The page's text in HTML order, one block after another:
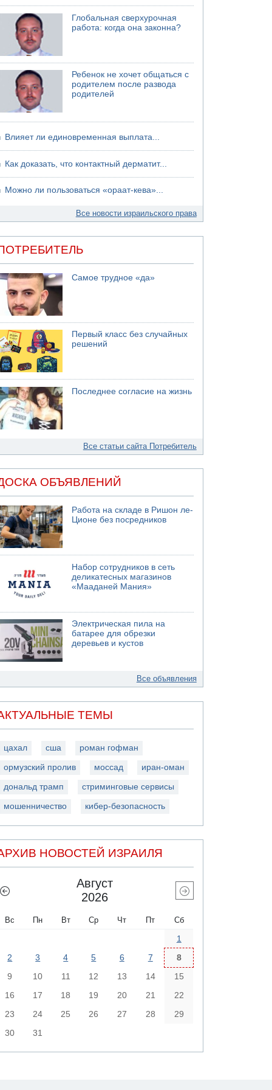
06.08.2026 13:07
Возле Кирьят-Арбы пожар на местности
06.08.2026 12:06
США не будут давить на Израиль в вопросе
06.08.2026 11:41
Трое подростков ограбили сексшоп в Холоне
Глобальная сверхурочная
работа: когда она законна?
Ребенок не хочет общаться с
родителем после развода
родителей
Влияет ли единовременная выплата...
Как доказать, что контактный дерматит...
Можно ли пользоваться «ораат-кева»...
Все новости израильского права
Самое трудное «да»
Первый класс без случайных
решений
Последнее согласие на жизнь
Все статьи сайта Потребитель
ОБЪЯВЛЕНИЙ
Работа на складе в Ришон ле-
Ционе без посредников
Набор сотрудников в сеть
деликатесных магазинов
«Мааданей Мания»
Электрическая пила на
батарее для обрезки
деревьев и кустов
Все объявления
ТЕМЫ
цахал сша роман гофман
ормузский пролив моссад иран-оман
дональд трамп стриминговые сервисы
мошенничество кибер-безопасность
НОВОСТЕЙ ИЗРАИЛЯ
Август
2026
Вс Пн Вт Ср Чт Пт Сб
1
2
3 4 5 6 7
8
9
10 11 12 13 14
15
16
17 18 19 20 21
22
23
24 25 26 27 28
29
30
31